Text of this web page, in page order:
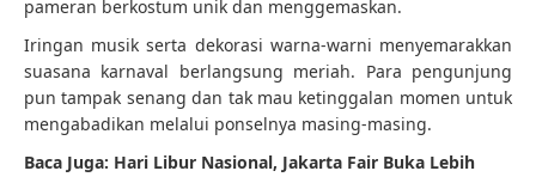
pameran berkostum unik dan menggemaskan.
Iringan musik serta dekorasi warna-warni menyemarakkan
suasana karnaval berlangsung meriah. Para pengunjung
pun tampak senang dan tak mau ketinggalan momen untuk
mengabadikan melalui ponselnya masing-masing.
Baca Juga: Hari Libur Nasional, Jakarta Fair Buka Lebih